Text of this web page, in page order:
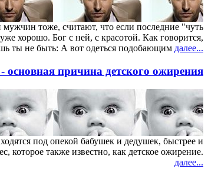
тоже, считают, что если последние "чуть
хорошо. Бог с ней, с красотой. Как говорится,
ты не быть: А вот одеться подобающим далее...
основная причина детского ожирения
под опекой бабушек и дедушек, быстрее и
которое также известно, как детское ожирение.
далее...